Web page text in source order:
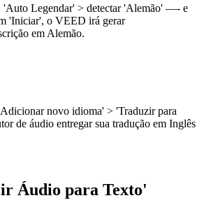
'Auto Legendar' > detectar 'Alemão' —- e
'Iniciar', o VEED irá gerar
em Alemão.
novo idioma' > 'Traduzir para
de áudio entregar sua tradução em Inglês
Áudio para Texto'